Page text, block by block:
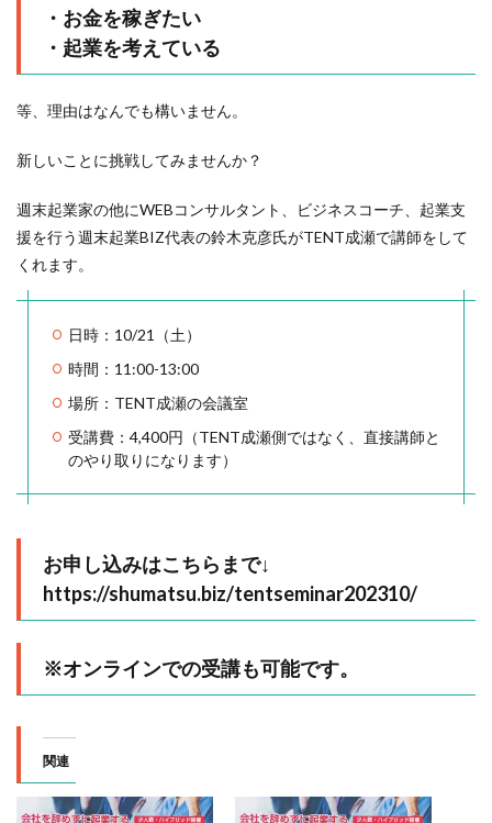
・お金を稼ぎたい
・起業を考えている
等、理由はなんでも構いません。
新しいことに挑戦してみませんか？
週末起業家の他にWEBコンサルタント、ビジネスコーチ、起業支
援を行う週末起業BIZ代表の鈴木克彦氏がTENT成瀬で講師をして
くれます。
日時：10/21（土）
時間：11:00-13:00
場所：TENT成瀬の会議室
受講費：4,400円（TENT成瀬側ではなく、直接講師と
のやり取りになります）
お申し込みはこちらまで↓
https://shumatsu.biz/tentseminar202310/
※オンラインでの受講も可能です。
関連